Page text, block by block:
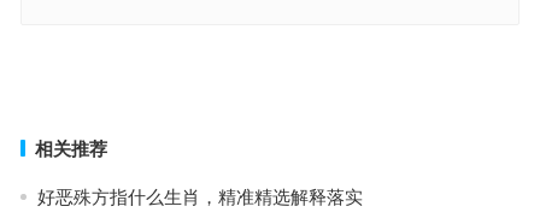
相关推荐
好恶殊方指什么生肖，精准精选解释落实